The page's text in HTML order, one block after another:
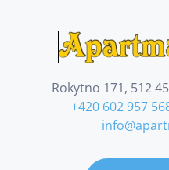
Rokytno 171, 512
+420 602 957